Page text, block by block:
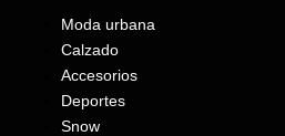
Moda urbana
Calzado
Accesorios
Deportes
Snow